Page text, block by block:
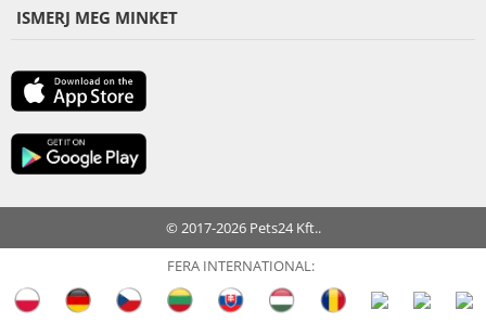
ISMERJ MEG MINKET
© 2017-2026 Pets24 Kft..
FERA INTERNATIONAL: